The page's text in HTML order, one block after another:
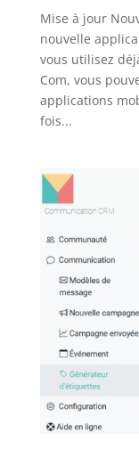
Mise à jour
nouvelle
vous utilisez
Com, vous
applications
fois...